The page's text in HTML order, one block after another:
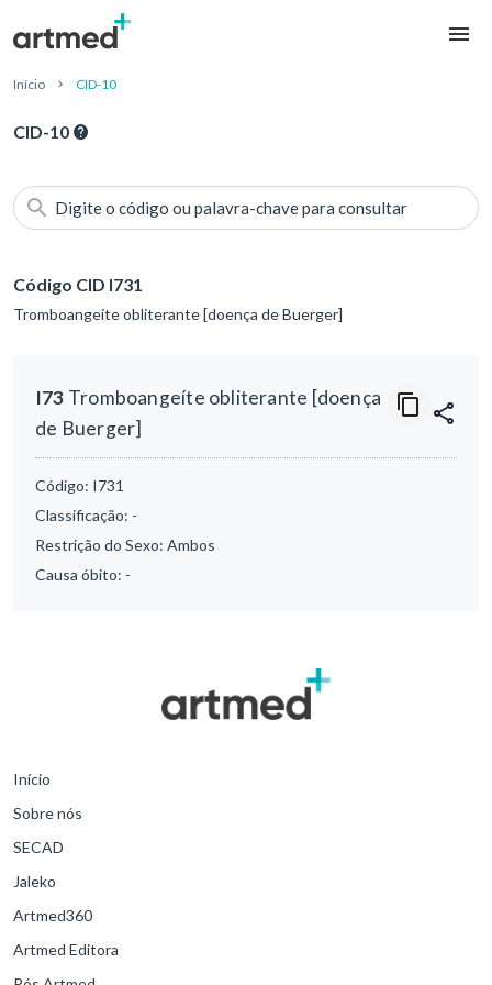
Início CID-10
CID-10
Digite o código ou palavra-chave para consultar
Código CID I731
Tromboangeíte obliterante [doença de Buerger]
I73 Tromboangeíte obliterante [doença
de Buerger]
Código: I731
Classificação: -
Restrição do Sexo: Ambos
Causa óbito: -
Início
Sobre nós
SECAD
Jaleko
Artmed360
Artmed Editora